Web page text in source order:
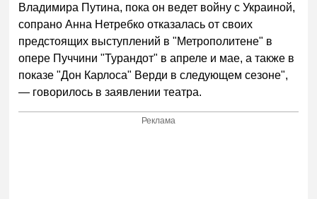
Владимира Путина, пока он ведет войну с Украиной,
сопрано Анна Нетребко отказалась от своих
предстоящих выступлений в "Метрополитене" в
опере Пуччини "Турандот" в апреле и мае, а также в
показе "Дон Карлоса" Верди в следующем сезоне",
— говорилось в заявлении театра.
Реклама